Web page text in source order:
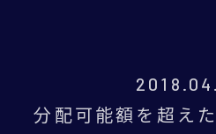
分配可能額を超え